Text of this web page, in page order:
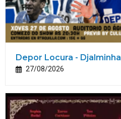
Depor Locura - Djalminha
27/08/2026